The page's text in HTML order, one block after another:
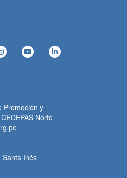
Promoción y
Norte
Santa Inés